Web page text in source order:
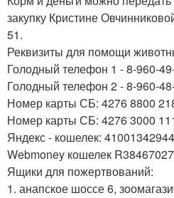
закупку Кристине
51.
Реквизиты для помощи
Голодный телефон 1 - 8-960-
Голодный телефон 2 - 8-960-
Номер карты СБ: 4276 8800
Номер карты СБ: 4276 3000
Яндекс - кошелек:
Webmoney кошелек
Ящики для пожертвований:
1. анапское шоссе 6,